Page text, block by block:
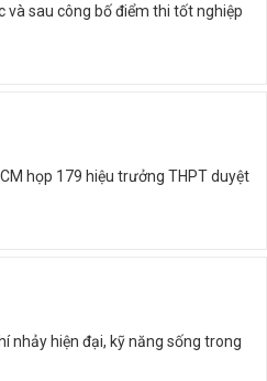
và sau công bố điểm thi tốt nghiệp
họp 179 hiệu trưởng THPT duyệt
nhảy hiện đại, kỹ năng sống trong